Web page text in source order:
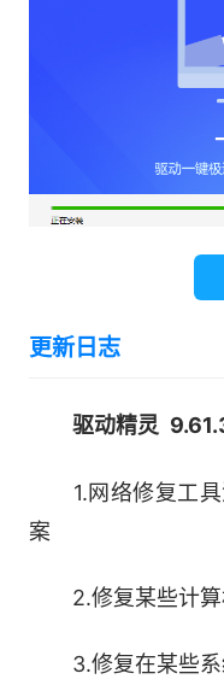
成硬件驱动安装。
驱动还原管理界面
4.安全驱动卸载
驱动精灵可以完
效程序，加快系统
完全的卸载程序及
软件功能：
1、网卡驱动，
新装的系统或者
号，没有网卡驱动
下可以检测网卡型
更新日志
驱动精灵
1.网络修复工具
案
2.修复某些计算
3.修复在某些系